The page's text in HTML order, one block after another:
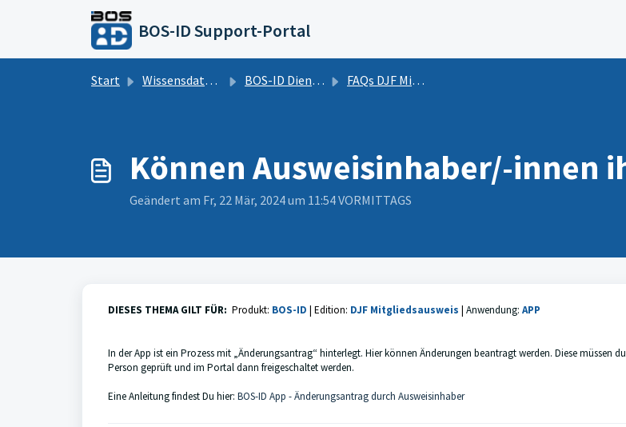
Zum hauptsächlichen Inhalt gehen
BOS-ID Support-Portal
Start Wissensdatenbank BOS-ID Dienstausweis FAQs DJF Mitgliedsausweis
Können Ausweisinhaber/-innen
Geändert am Fr, 22 Mär, 2024 um 11:54 VORMITTAGS
DIESES THEMA GILT FÜR: Produkt: BOS-ID | Edition: DJF Mitgliedsausweis | Anwendung: APP
In der App ist ein Prozess mit „Änderungsantrag“ hinterlegt. Hier können Änderungen beantragt werden. Diese müssen
Person geprüft und im Portal dann freigeschaltet werden.
Eine Anleitung findest Du hier: BOS-ID App - Änderungsantrag durch Ausweisinhaber